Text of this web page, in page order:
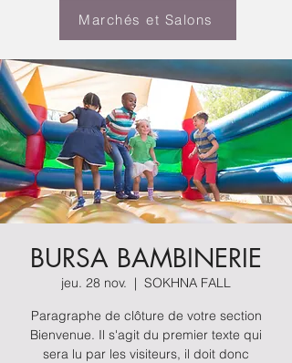
Marchés et Salons
BURSA BAMBINERIE
jeu. 28 nov.
  |
SOKHNA FALL
Paragraphe de clôture de votre section
Bienvenue. Il s'agit du premier texte qui
sera lu par les visiteurs, il doit donc